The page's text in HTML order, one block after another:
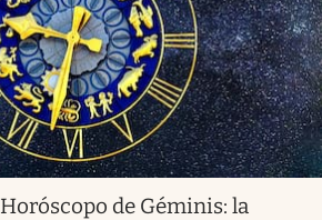
Horóscopo de Géminis: la